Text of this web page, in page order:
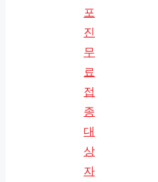
포
진
무
료
접
종
대
상
자